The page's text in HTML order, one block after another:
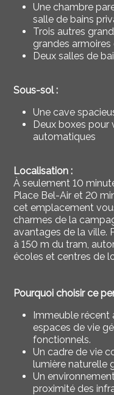
Une chambre
salle de bains
Trois autres
grandes
Deux salles de
Sous-sol :
Une cave
Deux boxes pour
automatiques
Localisation :
À seulement 10
Place Bel-Air et 20
cet emplacement
charmes de la
avantages de la ville.
à 150 m du tram,
écoles et centres de
Pourquoi choisir ce
Immeuble récent
espaces de vie
fonctionnels.
Un cadre de vie
lumière naturelle
Un
proximité des